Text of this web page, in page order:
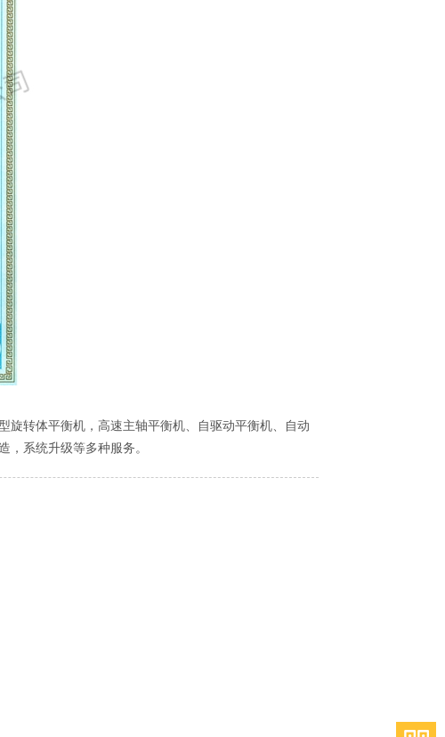
转体平衡机，高速主轴平衡机、自驱动平衡机、自动
，系统升级等多种服务。